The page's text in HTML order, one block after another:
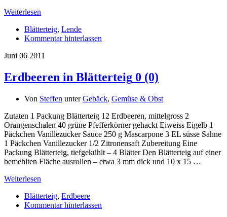
Weiterlesen
Blätterteig, Lende
Kommentar hinterlassen
Juni 06 2011
Erdbeeren in Blätterteig 0 (0)
Von Steffen unterGebäck, Gemüse & Obst
Zutaten 1 Packung Blätterteig 12 Erdbeeren, mittelgross 2
Orangenschalen 40 grüne Pfefferkörner gehackt Eiweiss Eigelb 1
Päckchen Vanillezucker Sauce 250 g Mascarpone 3 EL süsse Sahne
1 Päckchen Vanillezucker 1/2 Zitronensaft Zubereitung Eine
Packung Blätterteig, tiefgekühlt – 4 Blätter Den Blätterteig auf einer
bemehlten Fläche ausrollen – etwa 3 mm dick und 10 x 15 …
Weiterlesen
Blätterteig, Erdbeere
Kommentar hinterlassen